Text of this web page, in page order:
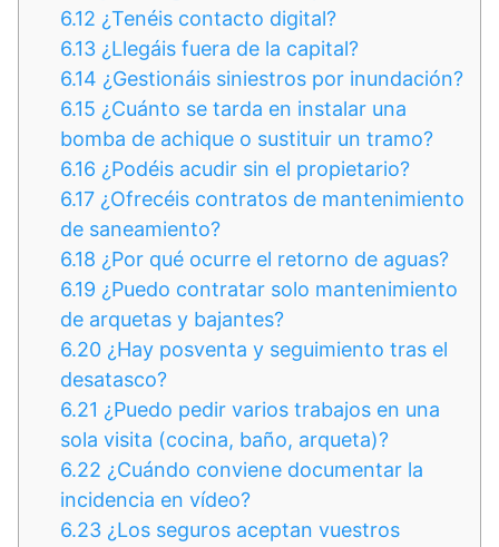
6.12 ¿Tenéis contacto digital?
6.13 ¿Llegáis fuera de la capital?
6.14 ¿Gestionáis siniestros por inundación?
6.15 ¿Cuánto se tarda en instalar una
bomba de achique o sustituir un tramo?
6.16 ¿Podéis acudir sin el propietario?
6.17 ¿Ofrecéis contratos de mantenimiento
de saneamiento?
6.18 ¿Por qué ocurre el retorno de aguas?
6.19 ¿Puedo contratar solo mantenimiento
de arquetas y bajantes?
6.20 ¿Hay posventa y seguimiento tras el
desatasco?
6.21 ¿Puedo pedir varios trabajos en una
sola visita (cocina, baño, arqueta)?
6.22 ¿Cuándo conviene documentar la
incidencia en vídeo?
6.23 ¿Los seguros aceptan vuestros